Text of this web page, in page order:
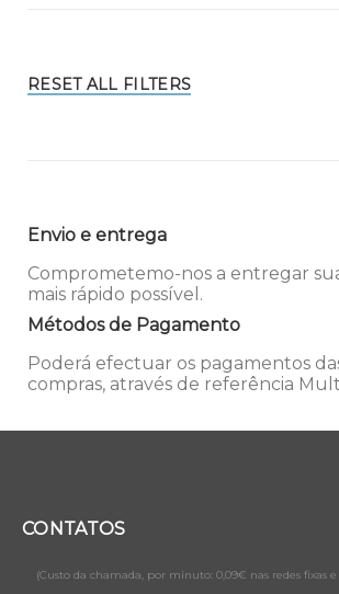
RESET ALL FILTERS
Envio e entrega
Comprometemo-nos a entregar
mais rápido possível.
Métodos de Pagamento
Poderá efectuar os pagamentos
compras, através de referência
CONTATOS
(Custo da chamada, por minuto: 0,09€ nas redes fixas e